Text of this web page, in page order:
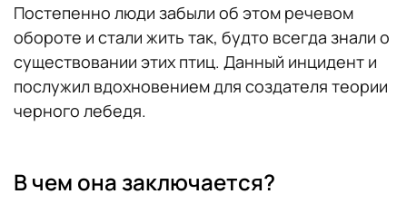
Постепенно люди забыли об этом речевом
обороте и стали жить так, будто всегда знали о
существовании этих птиц. Данный инцидент и
послужил вдохновением для создателя теории
черного лебедя.
В чем она заключается?